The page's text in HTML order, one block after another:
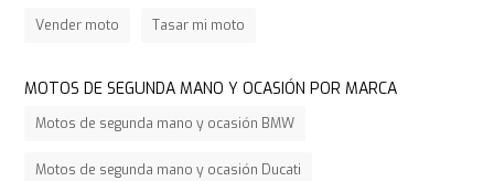
Vender moto Tasar mi moto
MOTOS DE SEGUNDA MANO Y OCASIÓN POR MARCA
Motos de segunda mano y ocasión BMW
Motos de segunda mano y ocasión Ducati